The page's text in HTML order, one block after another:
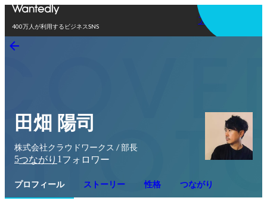
400万人が利用するビジネスSNS
アプリを使う
田畑 陽司
株式会社クラウドワークス / 部長
5つながり 1 フォロワー
プロフィール ストーリー 性格 つながり